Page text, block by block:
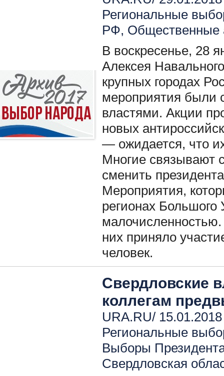
Региональные
РФ, Общественные
В воскресенье, 28
Алексея
крупных городах
мероприятия были
властями. Акции
новых
— ожидается, что
Многие связывают
сменить
Мероприятия,
регионах Большого
них приняло
человек.
Свердловские
коллегам
URA.RU/
Региональные
Выборы
Свердловская